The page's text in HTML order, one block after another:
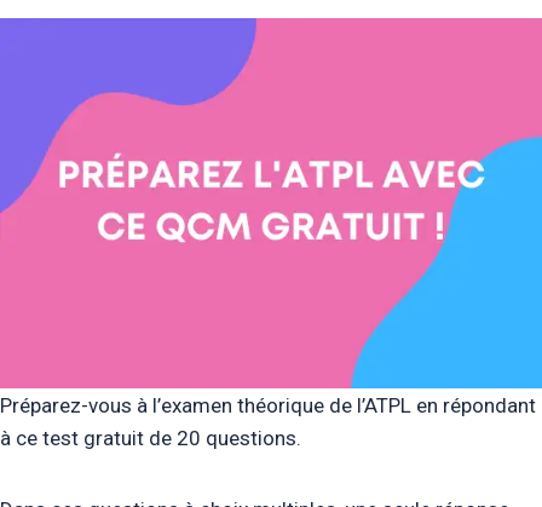
Préparez-vous à l’examen théorique de l’ATPL en répondant
à ce test gratuit de 20 questions.